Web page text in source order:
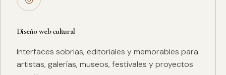
Diseño web cultural
Interfaces sobrias, editoriales y memorables para
artistas, galerías, museos, festivales y proyectos